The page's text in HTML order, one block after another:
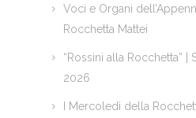
Voci e Organi
Rocchetta Mattei
“Rossini alla Rocchetta”
2026
I Mercoledì della